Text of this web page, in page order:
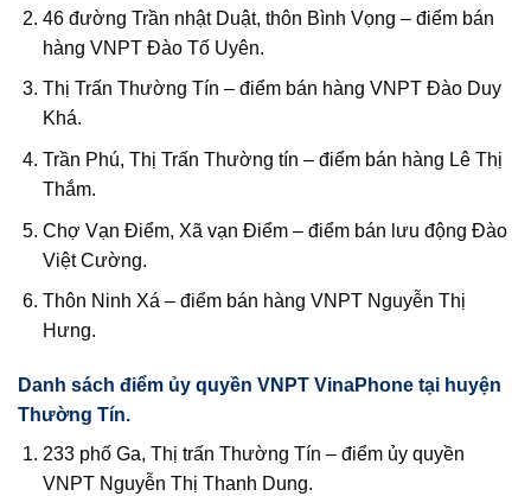
46 đường Trần nhật Duật, thôn Bình Vọng – điểm bán
hàng VNPT Đào Tố Uyên.
Thị Trấn Thường Tín – điểm bán hàng VNPT Đào Duy
Khá.
Trần Phú, Thị Trấn Thường tín – điểm bán hàng Lê Thị
Thắm.
Chợ Vạn Điểm, Xã vạn Điểm – điểm bán lưu động Đào
Việt Cường.
Thôn Ninh Xá – điểm bán hàng VNPT Nguyễn Thị
Hưng.
Danh sách điểm ủy quyền VNPT VinaPhone tại huyện
Thường Tín.
233 phố Ga, Thị trấn Thường Tín – điểm ủy quyền
VNPT Nguyễn Thị Thanh Dung.